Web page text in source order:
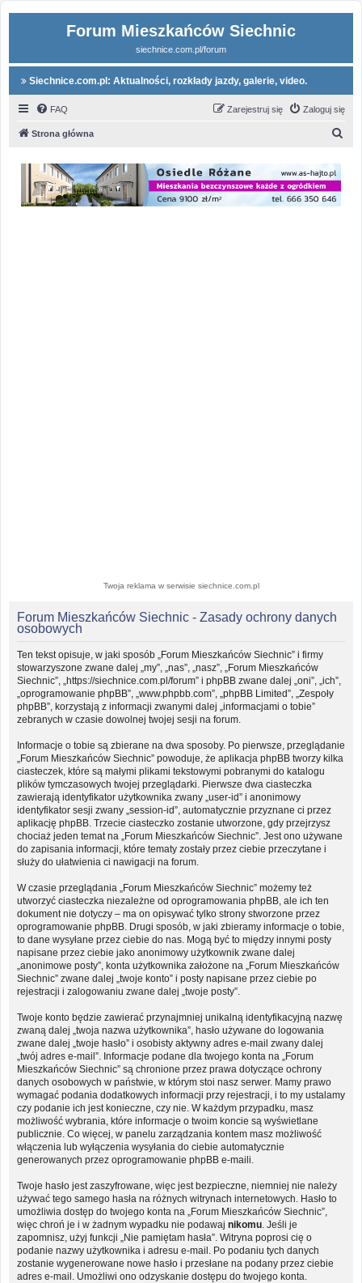
Forum Mieszkańców Siechnic
siechnice.com.pl/forum
Siechnice.com.pl: Aktualności, rozkłady jazdy, galerie, video.
FAQ Zaloguj się
Zarejestruj się
Strona główna
Twoja reklama w serwisie siechnice.com.pl
Forum Mieszkańców Siechnic - Zasady ochrony danych
osobowych
Ten tekst opisuje, w jaki sposób „Forum Mieszkańców Siechnic” i firmy
stowarzyszone zwane dalej „my”, „nas”, „nasz”, „Forum Mieszkańców
Siechnic”, „https://siechnice.com.pl/forum” i phpBB zwane dalej „oni”, „ich”,
„oprogramowanie phpBB”, „www.phpbb.com”, „phpBB Limited”, „Zespoły
phpBB”, korzystają z informacji zwanymi dalej „informacjami o tobie”
zebranych w czasie dowolnej twojej sesji na forum.
Informacje o tobie są zbierane na dwa sposoby. Po pierwsze, przeglądanie
„Forum Mieszkańców Siechnic” powoduje, że aplikacja phpBB tworzy kilka
ciasteczek, które są małymi plikami tekstowymi pobranymi do katalogu
plików tymczasowych twojej przeglądarki. Pierwsze dwa ciasteczka
zawierają identyfikator użytkownika zwany „user-id” i anonimowy
identyfikator sesji zwany „session-id”, automatycznie przyznane ci przez
aplikację phpBB. Trzecie ciasteczko zostanie utworzone, gdy przejrzysz
chociaż jeden temat na „Forum Mieszkańców Siechnic”. Jest ono używane
do zapisania informacji, które tematy zostały przez ciebie przeczytane i
służy do ułatwienia ci nawigacji na forum.
W czasie przeglądania „Forum Mieszkańców Siechnic” możemy też
utworzyć ciasteczka niezależne od oprogramowania phpBB, ale ich ten
dokument nie dotyczy – ma on opisywać tylko strony stworzone przez
oprogramowanie phpBB. Drugi sposób, w jaki zbieramy informacje o tobie,
to dane wysyłane przez ciebie do nas. Mogą być to między innymi posty
napisane przez ciebie jako anonimowy użytkownik zwane dalej
„anonimowe posty”, konta użytkownika założone na „Forum Mieszkańców
Siechnic” zwane dalej „twoje konto” i posty napisane przez ciebie po
rejestracji i zalogowaniu zwane dalej „twoje posty”.
Twoje konto będzie zawierać przynajmniej unikalną identyfikacyjną nazwę
zwaną dalej „twoja nazwa użytkownika”, hasło używane do logowania
zwane dalej „twoje hasło” i osobisty aktywny adres e-mail zwany dalej
„twój adres e-mail”. Informacje podane dla twojego konta na „Forum
Mieszkańców Siechnic” są chronione przez prawa dotyczące ochrony
danych osobowych w państwie, w którym stoi nasz serwer. Mamy prawo
wymagać podania dodatkowych informacji przy rejestracji, i to my ustalamy
czy podanie ich jest konieczne, czy nie. W każdym przypadku, masz
możliwość wybrania, które informacje o twoim koncie są wyświetlane
publicznie. Co więcej, w panelu zarządzania kontem masz możliwość
włączenia lub wyłączenia wysyłania do ciebie automatycznie
generowanych przez oprogramowanie phpBB e-maili.
Twoje hasło jest zaszyfrowane, więc jest bezpieczne, niemniej nie należy
używać tego samego hasła na różnych witrynach internetowych. Hasło to
umożliwia dostęp do twojego konta na „Forum Mieszkańców Siechnic”,
więc chroń je i w żadnym wypadku nie podawaj nikomu . Jeśli je
zapomnisz, użyj funkcji „Nie pamiętam hasła”. Witryna poprosi cię o
podanie nazwy użytkownika i adresu e-mail. Po podaniu tych danych
zostanie wygenerowane nowe hasło i przesłane na podany przez ciebie
adres e-mail. Umożliwi ono odzyskanie dostępu do twojego konta.